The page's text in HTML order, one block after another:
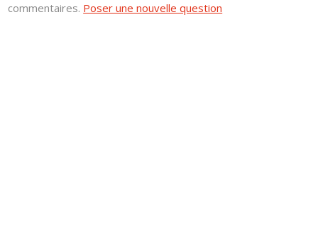
commentaires. Poser une nouvelle question